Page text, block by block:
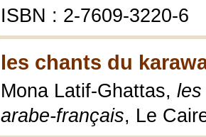
ISBN : 2-7609-3220-6
les chants du
Mona Latif-Ghattas, les
arabe-français, Le